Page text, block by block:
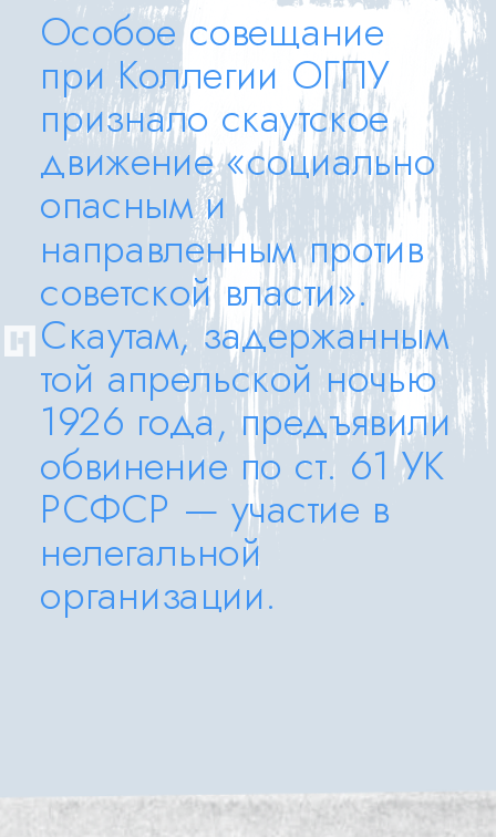
Особое совещание
при Коллегии ОГПУ
признало скаутское
движение «социально
опасным и
направленным против
советской власти».
Скаутам, задержанным
той апрельской ночью
1926 года, предъявили
обвинение по ст. 61 УК
РСФСР — участие в
нелегальной
организации.